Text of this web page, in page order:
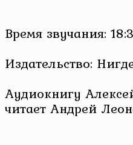
Время звучания:
Издательство:
Аудиокнигу
читает Андрей